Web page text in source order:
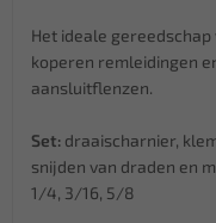
Het ideale
koperen remleidingen
aansluitflenzen.
Set: draaischarnier,
snijden van draden en
1/4, 3/16, 5/8